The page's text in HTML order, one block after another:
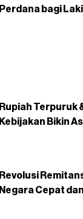
Perdana bagi
Rupiah Terpuruk
Kebijakan Bikin
Revolusi
Negara Cepat